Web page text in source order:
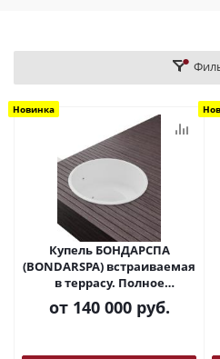
Новинка
Купель БОНДАРСПА
(BONDARSPA) встраиваемая
в террасу. Полное
погружение.
от 140 000 руб.